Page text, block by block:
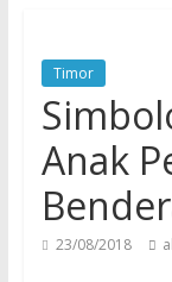
Timor
Anak
23/08/2018